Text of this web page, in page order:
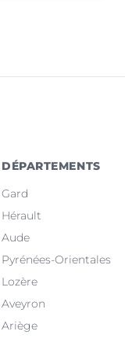
DÉPARTEMENTS
Gard
Hérault
Aude
Pyrénées-Orientales
Lozère
Aveyron
Ariège